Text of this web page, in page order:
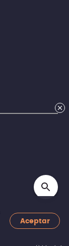
Aceptar